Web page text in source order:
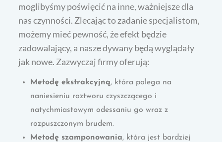
moglibyśmy poświęcić na inne, ważniejsze dla
nas czynności. Zlecając to zadanie specjalistom,
możemy mieć pewność, że efekt będzie
zadowalający, a nasze dywany będą wyglądały
jak nowe. Zazwyczaj firmy oferują:
Metodę ekstrakcyjną, która polega na
naniesieniu roztworu czyszczącego i
natychmiastowym odessaniu go wraz z
rozpuszczonym brudem.
Metodę szamponowania, która jest bardziej